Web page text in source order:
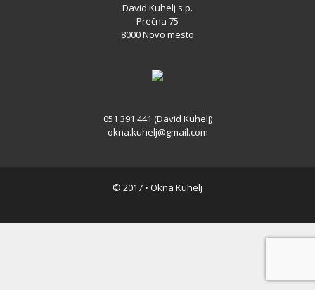
David Kuhelj s.p.
Prečna 75
8000 Novo mesto
051 391 441 (David Kuhelj)
okna.kuhelj@gmail.com
© 2017 • Okna Kuhelj